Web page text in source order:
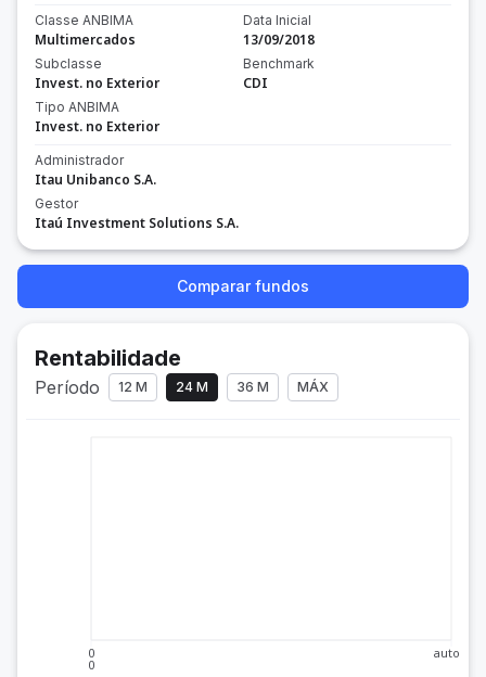
Classe ANBIMA
Multimercados
Subclasse
Invest. no Exterior
Tipo ANBIMA
Invest. no Exterior
Data Inicial
13/09/2018
Benchmark
CDI
Administrador
Itau Unibanco S.A.
Gestor
Itaú Investment Solutions S.A.
Comparar fundos
Rentabilidade
Período 12 M 24 M 36 M MÁX
0
0
auto